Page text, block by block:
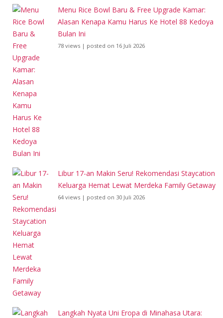
Menu Rice Bowl Baru & Free Upgrade Kamar:
Alasan Kenapa Kamu Harus Ke Hotel 88 Kedoya
Bulan Ini
78 views | posted on 16 Juli 2026
Libur 17-an Makin Seru! Rekomendasi Staycation
Keluarga Hemat Lewat Merdeka Family Getaway
64 views | posted on 30 Juli 2026
Langkah Nyata Uni Eropa di Minahasa Utara: